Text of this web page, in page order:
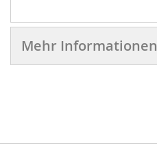
Mehr Informationen